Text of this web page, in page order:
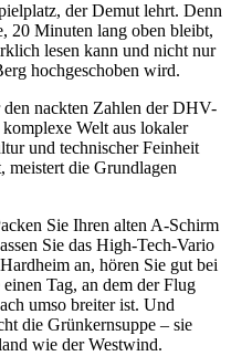
der Demut lehrt. Denn
20 Minuten lang oben bleibt,
lesen kann und nicht nur
hochgeschoben wird.
den nackten Zahlen der DHV-
Welt aus lokaler
und technischer Feinheit
meistert die Grundlagen
Sie Ihren alten A-Schirm
Sie das High-Tech-Vario
an, hören Sie gut bei
Tag, an dem der Flug
umso breiter ist. Und
die Grünkernsuppe – sie
wie der Westwind.